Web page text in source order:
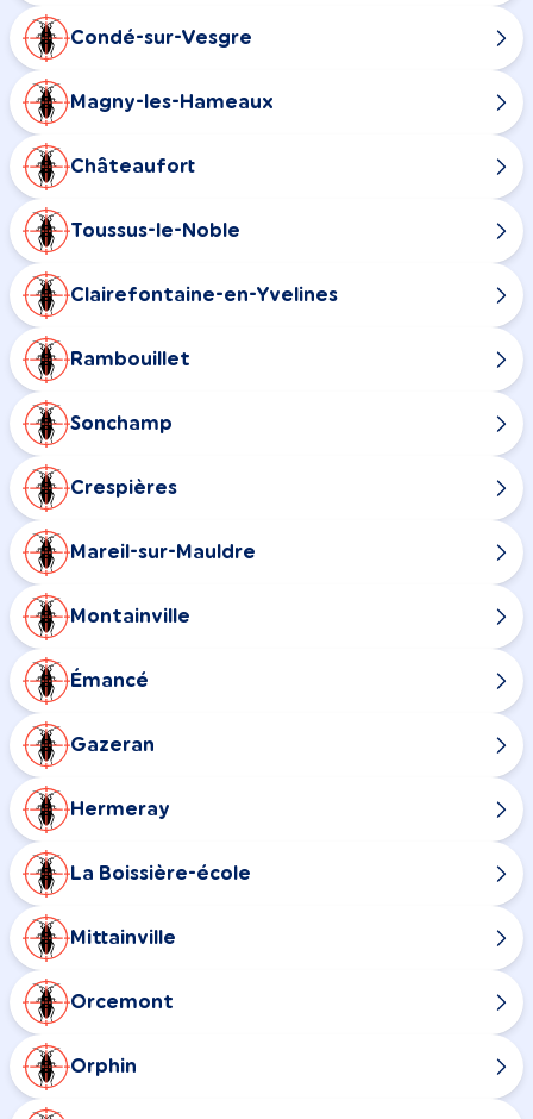
Condé-sur-Vesgre
Magny-les-Hameaux
Châteaufort
Toussus-le-Noble
Clairefontaine-en-Yvelines
Rambouillet
Sonchamp
Crespières
Mareil-sur-Mauldre
Montainville
Émancé
Gazeran
Hermeray
La Boissière-école
Mittainville
Orcemont
Orphin